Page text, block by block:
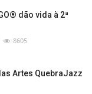
dão vida à 2ª
8605
Artes QuebraJazz